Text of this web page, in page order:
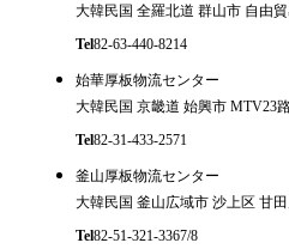
大韓民国 全羅北道 群山市 自由
Tel82-63-440-8214
始華厚板物流センター
大韓民国 京畿道 始興市 MTV23
Tel82-31-433-2571
釜山厚板物流センター
大韓民国 釜山広域市 沙上区 甘
Tel82-51-321-3367/8